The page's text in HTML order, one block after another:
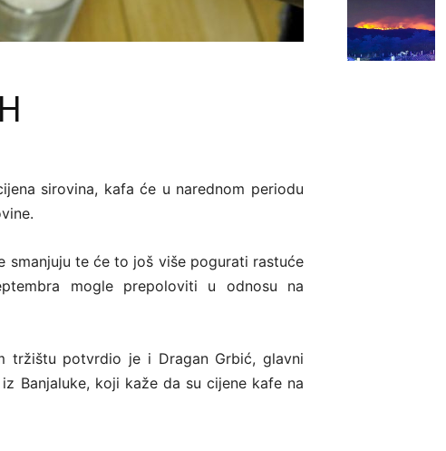
sirovina, kafa će u narednom periodu
smanjuju te će to još više pogurati rastuće
mogle prepoloviti u odnosu na
tržištu potvrdio je i Dragan Grbić, glavni
Banjaluke, koji kaže da su cijene kafe na